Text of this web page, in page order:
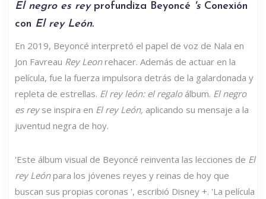
El negro es reyprofundiza Beyoncé 's Conexión
con El rey León.
En 2019, Beyoncé interpretó el papel de voz de Nala en
Jon Favreau Rey Leonrehacer. Además de actuar en la
película, fue la fuerza impulsora detrás de la galardonada y
repleta de estrellas. El rey león: el regaloálbum. El negro
es reyse inspira en El rey León, aplicando su mensaje a la
juventud negra de hoy.
'Este álbum visual de Beyoncé reinventa las lecciones de El
rey Leónpara los jóvenes reyes y reinas de hoy que
buscan sus propias coronas ', escribió Disney +. 'La película